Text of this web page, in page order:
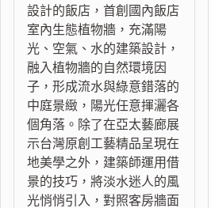
設計的飯店，首創國內飯店
室內生態植物牆，充滿陽
光、空氣、水的建築設計，
融入植物牆的自然環境因
子，形成流水與綠意錯落的
中庭景緻，陽光任意揮灑各
個角落。除了在亞太藝廊展
示台灣原創工藝精品呈現在
地美學之外，建築師運用借
景的技巧，將淡水迷人的風
光悄悄引入，對照客房牆面